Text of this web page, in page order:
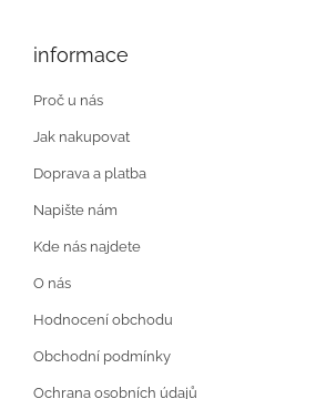
informace
Proč u nás
Jak nakupovat
Doprava a platba
Napište nám
Kde nás najdete
O nás
Hodnocení obchodu
Obchodní podmínky
Ochrana osobních údajů